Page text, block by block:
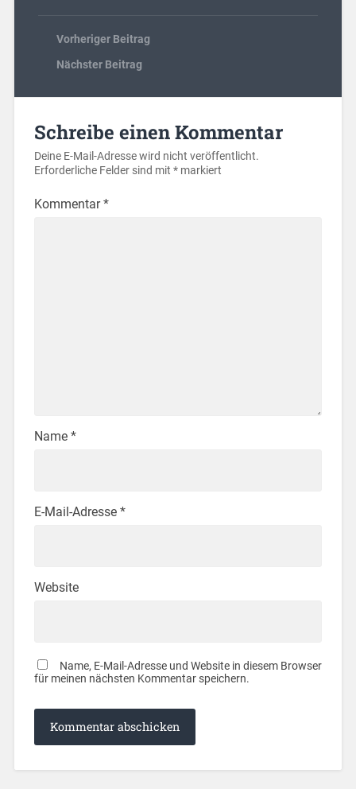
Vorheriger Beitrag
Nächster Beitrag
Schreibe einen Kommentar
Deine E-Mail-Adresse wird nicht veröffentlicht.
Erforderliche Felder sind mit *markiert
Kommentar*
Name *
E-Mail-Adresse *
Website
Name, E-Mail-Adresse und Website in diesem Browser
für meinen nächsten Kommentar speichern.